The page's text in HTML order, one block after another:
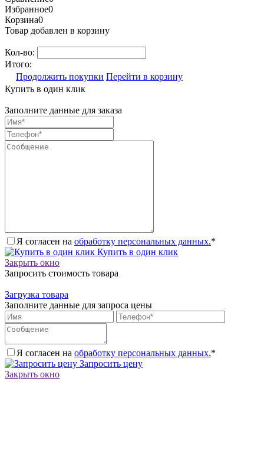
Избранное0
Корзина0
Товар добавлен в корзину
Кол-во:
Итого:
Продолжить покупки Перейти в корзину
Купить в один клик
Заполните данные для заказа
Я согласен на обработку персональных данных.*
Купить в один клик
Закрыть окно
Запросить стоимость товара
Загрузка товара
Заполните данные для запроса цены
Я согласен на обработку персональных данных.*
Запросить цену
Закрыть окно